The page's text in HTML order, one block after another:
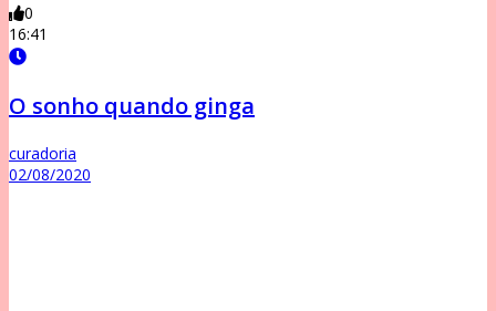
0
16:41
O sonho quando ginga
curadoria
02/08/2020